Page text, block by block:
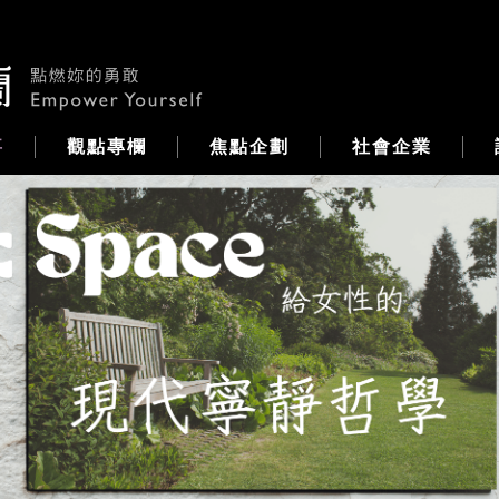
觀點專欄 焦點企劃 社會企業